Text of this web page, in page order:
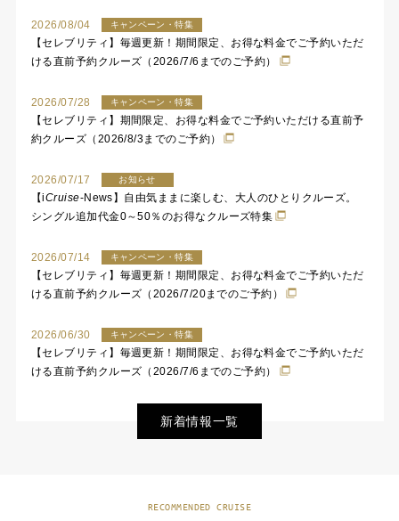
2026/08/04 キャンペーン・特集
【セレブリティ】毎週更新！期間限定、お得な料金でご予約いただ
ける直前予約クルーズ（2026/7/6までのご予約）
2026/07/28 キャンペーン・特集
【セレブリティ】期間限定、お得な料金でご予約いただける直前予
約クルーズ（2026/8/3までのご予約）
2026/07/17 お知らせ
【iCruise-News】自由気ままに楽しむ、大人のひとりクルーズ。
シングル追加代金0～50％のお得なクルーズ特集
2026/07/14 キャンペーン・特集
【セレブリティ】毎週更新！期間限定、お得な料金でご予約いただ
ける直前予約クルーズ（2026/7/20までのご予約）
2026/06/30 キャンペーン・特集
【セレブリティ】毎週更新！期間限定、お得な料金でご予約いただ
ける直前予約クルーズ（2026/7/6までのご予約）
新着情報一覧
RECOMMENDED CRUISE